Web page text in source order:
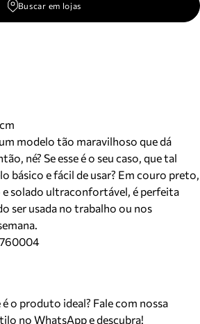
Buscar em lojas
modelo tão maravilhoso que dá
né? Se esse é o seu caso, que tal
básico e fácil de usar? Em couro preto,
solado ultraconfortável, é perfeita
ser usada no trabalho ou nos
é o produto ideal? Fale com nossa
no WhatsApp e descubra!